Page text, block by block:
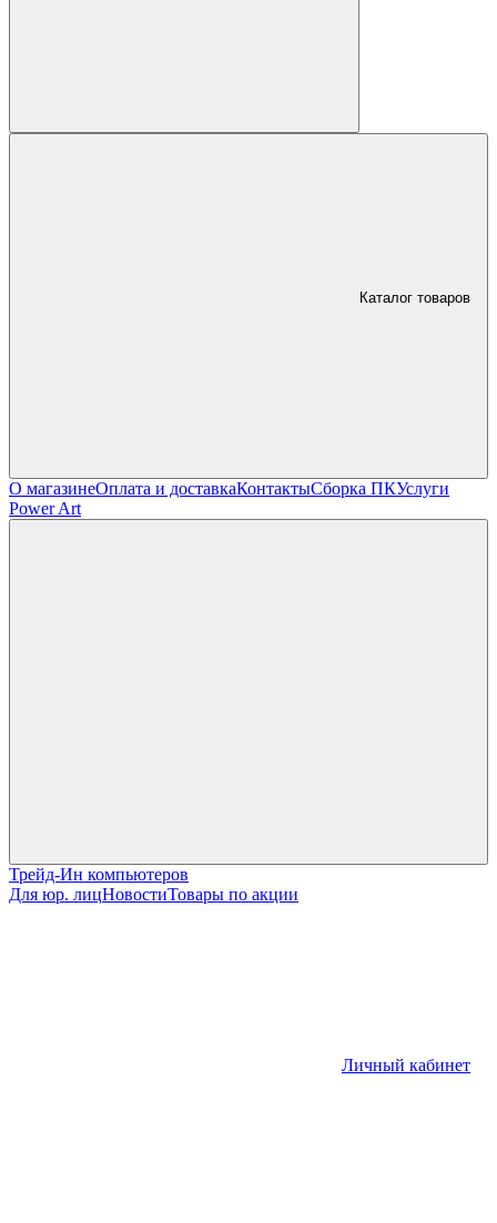
Каталог товаров
О магазинеОплата и доставкаКонтактыСборка ПКУслуги
Power Art
Трейд-Ин компьютеров
Для юр. лицНовостиТовары по акции
Личный кабинет